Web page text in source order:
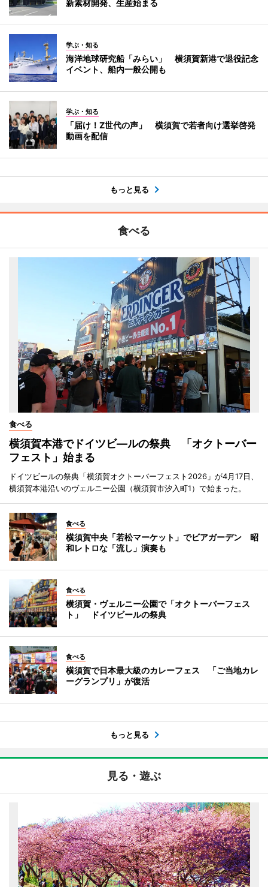
新素材開発、生産始まる
学ぶ・知る
海洋地球研究船「みらい」 横須賀新港で退役記念
イベント、船内一般公開も
学ぶ・知る
「届け！Z世代の声」 横須賀で若者向け選挙啓発
動画を配信
もっと見る
食べる
食べる
横須賀本港でドイツビ―ルの祭典 「オクトーバー
フェスト」始まる
ドイツビールの祭典「横須賀オクトーバーフェスト2026」が4月17日、
横須賀本港沿いのヴェルニー公園（横須賀市汐入町1）で始まった。
食べる
横須賀中央「若松マーケット」でビアガーデン 昭
和レトロな「流し」演奏も
食べる
横須賀・ヴェルニー公園で「オクトーバーフェス
ト」 ドイツビールの祭典
食べる
横須賀で日本最大級のカレーフェス 「ご当地カレ
ーグランプリ」が復活
もっと見る
見る・遊ぶ